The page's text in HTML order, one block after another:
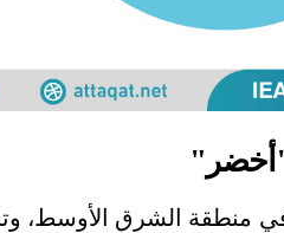
في منطقة الشرق الأوسط،